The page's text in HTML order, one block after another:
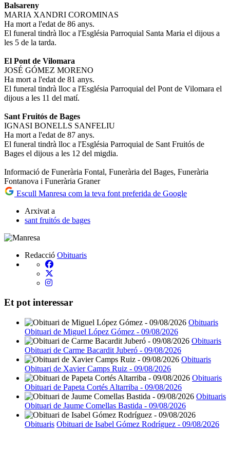
Balsareny
MARIA XANDRI COROMINAS
Ha mort a l'edat de 86 anys.
El funeral tindrà lloc a l'Església Parroquial Santa Maria el dijous a
les 5 de la tarda.
El Pont de Vilomara
JOSÉ GÓMEZ MORENO
Ha mort a l'edat de 81 anys.
El funeral tindrà lloc a l'Església Parroquial del Pont de Vilomara el
dijous a les 11 del matí.
Sant Fruitós de Bages
IGNASI BONELLS SANFELIU
Ha mort a l'edat de 87 anys.
El funeral tindrà lloc a l'Església Parroquial de Sant Fruitós de
Bages el dijous a les 12 del migdia.
Informació de Funerària Fontal, Funerària del Bages, Funerària
Fontanova i Funerària Graner
Escull Manresa com la teva font preferida de Google
Arxivat a
sant fruitós de bages
Redacció Obituaris
Et pot interessar
Obituaris
Obituari de Miguel López Gómez - 09/08/2026
Obituaris
Obituari de Carme Bacardit Juberó - 09/08/2026
Obituaris
Obituari de Xavier Camps Ruiz - 09/08/2026
Obituaris
Obituari de Papeta Cortés Altarriba - 09/08/2026
Obituaris
Obituari de Jaume Comellas Bastida - 09/08/2026
Obituaris Obituari de Isabel Gómez Rodríguez - 09/08/2026